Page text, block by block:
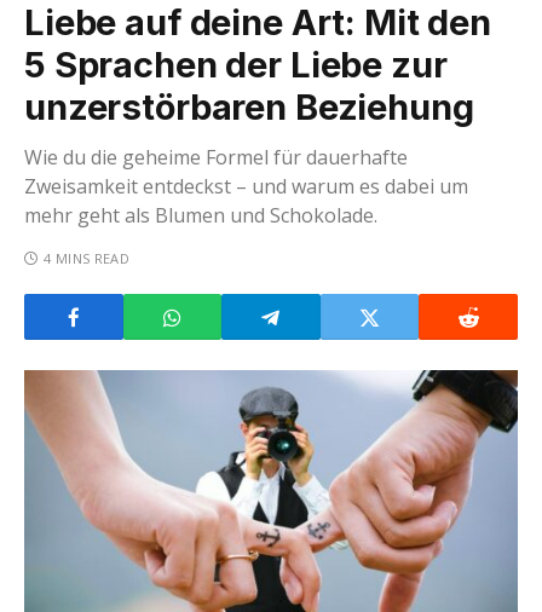
Liebe auf deine Art: Mit den
5 Sprachen der Liebe zur
unzerstörbaren Beziehung
Wie du die geheime Formel für dauerhafte
Zweisamkeit entdeckst – und warum es dabei um
mehr geht als Blumen und Schokolade.
4 MINS READ